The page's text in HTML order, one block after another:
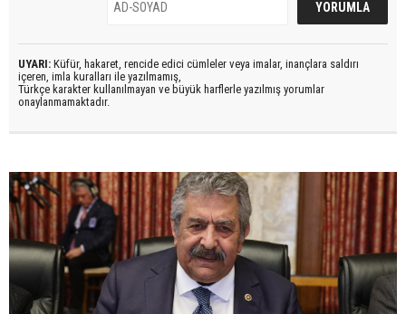
UYARI: Küfür, hakaret, rencide edici cümleler veya imalar, inançlara saldırı
içeren, imla kuralları ile yazılmamış,
Türkçe karakter kullanılmayan ve büyük harflerle yazılmış yorumlar
onaylanmamaktadır.